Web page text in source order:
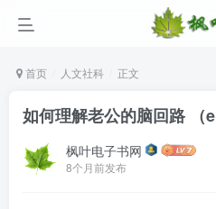
首页 人文社科 正文
如何理解老公的脑回路 （
枫叶电子书网
8个月前发布